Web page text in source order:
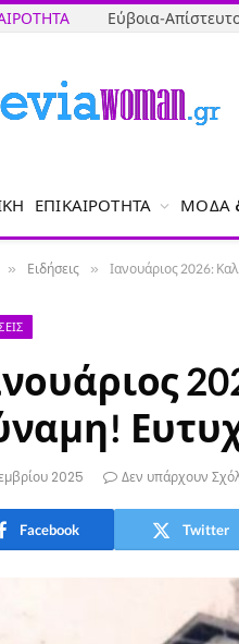
ΕΠΙΚΑΙΡΌΤΗΤΑ ΜΌΔΑ
» Ειδήσεις » Ιανουάριος 2026:
2025 Δεν υπάρχουν
Facebook Twitter